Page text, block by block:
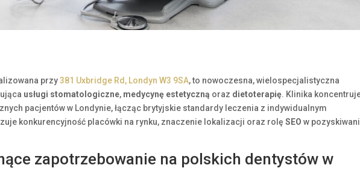
przy381 Uxbridge Rd, Londyn W3 9SA, to nowoczesna, wielospecjalistyczna
usługi stomatologiczne, medycynę estetyczną oraz dietoterapię. Klinika
pacjentów w Londynie, łącząc brytyjskie standardy leczenia z indywidualnym
konkurencyjność placówki na rynku, znaczenie lokalizacji oraz rolęSEO w
zapotrzebowanie na polskich dentystów w